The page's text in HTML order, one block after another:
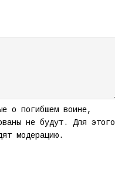
о погибшем воине,
не будут. Для этого
модерацию.